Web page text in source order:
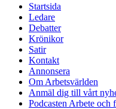
Startsida
Ledare
Debatter
Krönikor
Satir
Kontakt
Annonsera
Om Arbetsvärlden
Anmäl dig till vårt
Podcasten Arbete och